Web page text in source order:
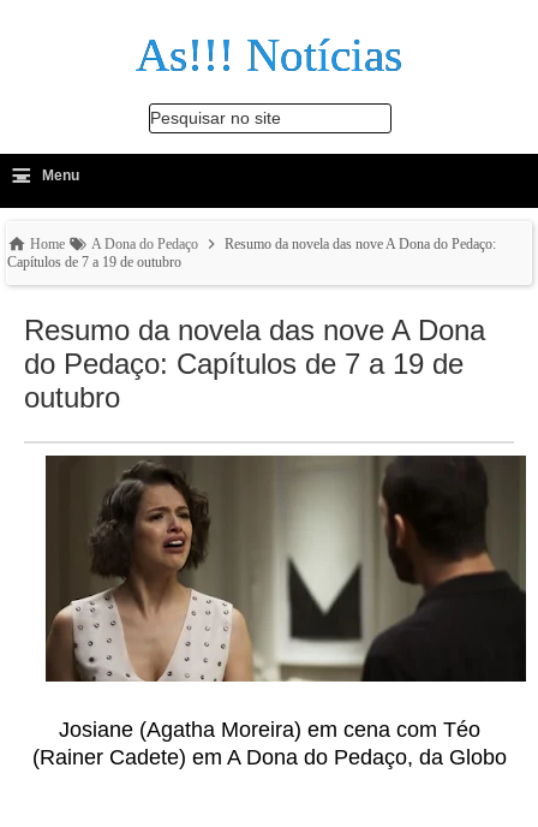
As!!! Notícias
Pesquisar no site
-
≡ Menu
Home A Dona do Pedaço
Resumo da novela das nove A Dona do Pedaço:
Capítulos de 7 a 19 de outubro
Resumo da novela das nove A Dona
do Pedaço: Capítulos de 7 a 19 de
outubro
Josiane (Agatha Moreira) em cena com Téo
(Rainer Cadete) em A Dona do Pedaço, da Globo